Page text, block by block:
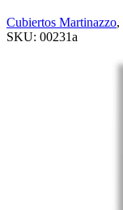
Cubiertos Martinazzo,
SKU: 00231a